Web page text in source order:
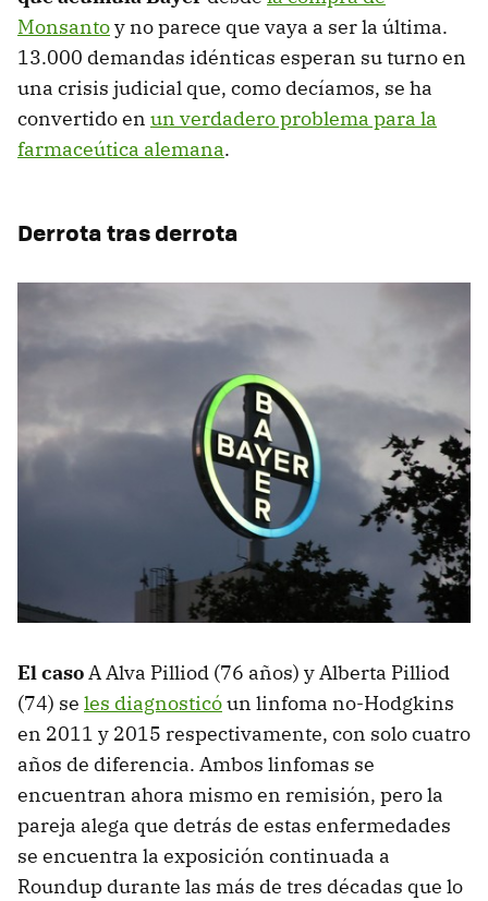
Monsantoy no parece que vaya a ser la última.
13.000 demandas idénticas esperan su turno en
una crisis judicial que, como decíamos, se ha
convertido en un verdadero problema para la
farmaceútica alemana.
Derrota tras derrota
El casoA Alva Pilliod (76 años) y Alberta Pilliod
(74) se les diagnosticóun linfoma no-Hodgkins
en 2011 y 2015 respectivamente, con solo cuatro
años de diferencia. Ambos linfomas se
encuentran ahora mismo en remisión, pero la
pareja alega que detrás de estas enfermedades
se encuentra la exposición continuada a
Roundup durante las más de tres décadas que lo